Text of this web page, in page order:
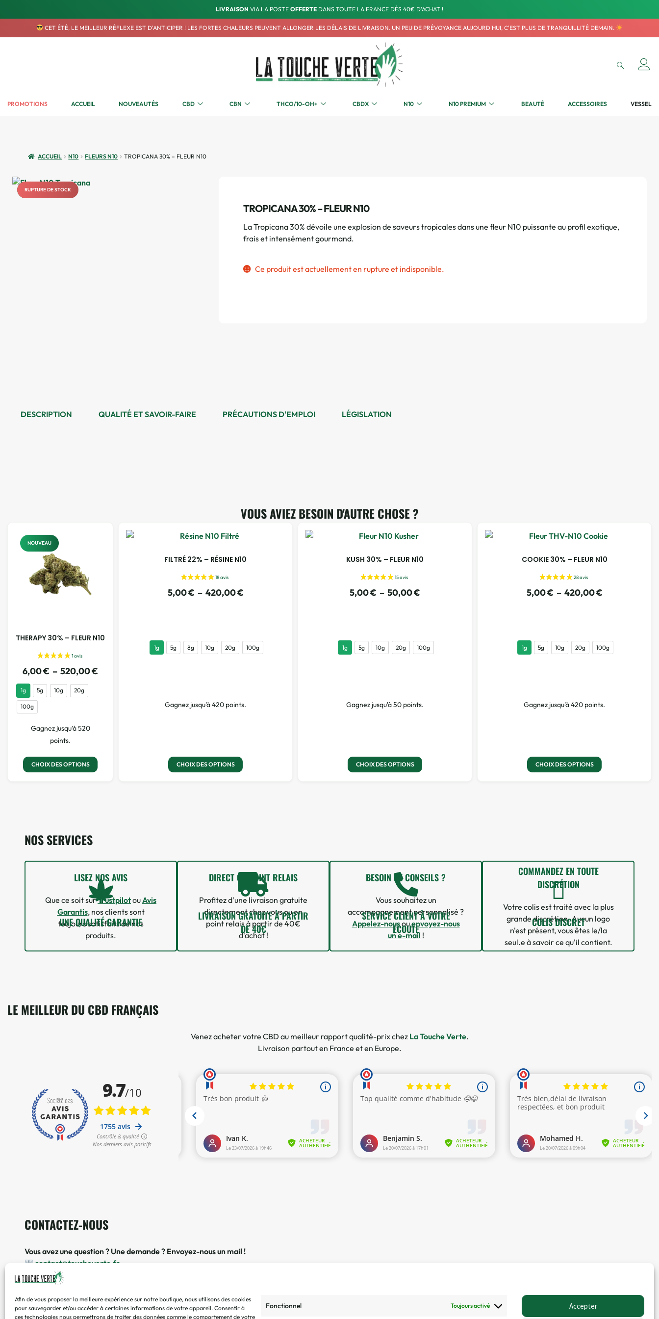
Afin de vous proposer la meilleure expérience sur notre boutique, nous utilisons des cookies
pour sauvegarder et/ou accéder à certaines informations de votre appareil. Consentir à
ces technologies nous permettrons de traiter des données comme le comportement de votre
Fonctionnel Toujours activé Accepter
LIVRAISON VIA LA POSTE OFFERTE DANS TOUTE LA FRANCE DÈS 40€ D'ACHAT !
CET ÉTÉ, LE MEILLEUR RÉFLEXE EST D'ANTICIPER ! LES FORTES CHALEURS PEUVENT ALLONGER LES DÉLAIS DE LIVRAISON. UN PEU DE PRÉVOYANCE AUJOURD'HUI, C'EST PLUS DE TRANQUILLITÉ DEMAIN.
PROMOTIONS ACCUEIL NOUVEAUTÉS CBD CBN THCO/10-OH+ CBDX N10 N10 PREMIUM BEAUTÉ ACCESSOIRES VESSEL
ACCUEIL N10 FLEURS N10 TROPICANA 30% – FLEUR N10
RUPTURE DE STOCK
NOUVEAU
TROPICANA 30% – FLEUR N10
La Tropicana 30% dévoile une explosion de saveurs tropicales dans une fleur N10 puissante au profil exotique,
frais et intensément gourmand.
Ce produit est actuellement en rupture et indisponible.
DESCRIPTION QUALITÉ ET SAVOIR-FAIRE PRÉCAUTIONS D'EMPLOI LÉGISLATION
VOUS AVIEZ BESOIN D'AUTRE CHOSE ?
NOUVEAU
THERAPY 30% – FLEUR N10
6,00€ – 520,00€
1g 5g 10g 20g
100g
Gagnez jusqu'à 520
points.
CHOIX DES OPTIONS
FILTRÉ 22% – RÉSINE N10
5,00€ – 420,00€
1g 5g 8g 10g 20g 100g
Gagnez jusqu'à 420 points.
CHOIX DES OPTIONS
KUSH 30% – FLEUR N10
5,00€ – 50,00€
1g 5g 10g 20g 100g
Gagnez jusqu'à 50 points.
CHOIX DES OPTIONS
COOKIE 30% – FLEUR N10
5,00€ – 420,00€
1g 5g 10g 20g 100g
Gagnez jusqu'à 420 points.
CHOIX DES OPTIONS
NOS SERVICES
UNE QUALITÉ GARANTIE
LISEZ NOS AVIS
Que ce soit surTrustpilotouAvis
Garantis, nos clients sont
toujours satisfaits de nos
produits.
LIVRAISON GRATUITE À PARTIR
DE 40€
DIRECT OU POINT RELAIS
Profitez d'une livraison gratuite
directement chez vous ou en
point relais à partir de 40€
d'achat !
SERVICE CLIENT À VOTRE
ÉCOUTE
BESOIN DE CONSEILS ?
Vous souhaitez un
accompagnement personnalisé ?
Appelez-nousouenvoyez-nous
un e-mail !
COLIS DISCRET
COMMANDEZ EN TOUTE
DISCRÉTION
Votre colis est traité avec la plus
grande discrétion. Aucun logo
n'est présent, vous êtes le/la
seul.e à savoir ce qu'il contient.
LE MEILLEUR DU CBD FRANÇAIS
Venez acheter votre CBD au meilleur rapport qualité-prix chez La Touche Verte.
Livraison partout en France et en Europe.
CONTACTEZ-NOUS
Vous avez une question ? Une demande ? Envoyez-nous un mail !
contact@toucheverte.fr
Vous préférez discuter de vive voix ? Appelez-nous !
07 45 48 16 58
Disponible de 9h00 à 16h30 | Du mardi au vendredi